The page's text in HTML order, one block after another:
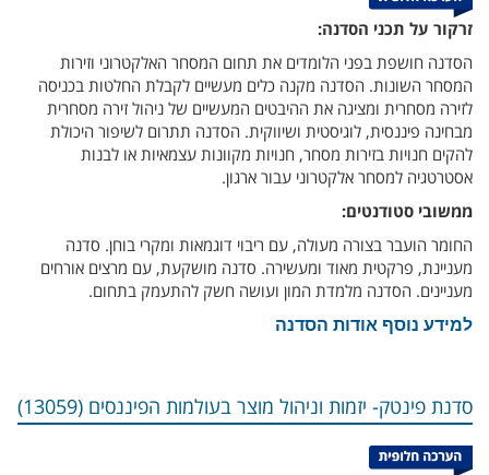
זרקור על תכני הסדנה:
הסדנה חושפת בפני הלומדים את תחום המסחר האלקטרוני וזירות
המסחר השונות. הסדנה מקנה כלים מעשיים לקבלת החלטות בכניסה
לזירה מסחרית ומציגה את ההיבטים המעשיים של ניהול זירה מסחרית
מבחינה פיננסית, לוגיסטית ושיווקית. הסדנה תתרום לשיפור היכולת
להקים חנויות בזירות מסחר, חנויות מקוונות עצמאיות או לבנות
אסטרטגיה למסחר אלקטרוני עבור ארגון.
ממשובי סטודנטים:
החומר הועבר בצורה מעולה, עם ריבוי דוגמאות ומקרי בוחן. סדנה
מעניינת, פרקטית מאוד ומעשירה. סדנה מושקעת, עם מרצים אורחים
מעניינים. הסדנה מלמדת המון ועושה חשק להתעמק בתחום.
למידע נוסף אודות הסדנה
סדנת פינטק- יזמות וניהול מוצר בעולמות הפיננסים (13059)